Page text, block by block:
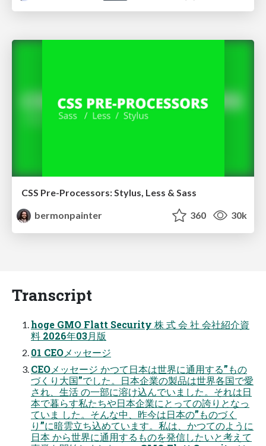
CSS Pre-Processors: Stylus, Less & Sass
bermonpainter
360 30k
Transcript
hoge GMO Flatt Security 株 式 会 社 会社紹介資
料 2026年03月版
01 CEOメッセージ
CEOメッセージ かつて日本は世界に通用する”もの
づくり大国”でした。日本企業の製品は世界各国で愛
され、生活 の一部に溶け込んでいました。それは日
本で暮らす私たちや日本企業にとっての誇りとなっ
ていま した。そんな中、昨今は日本の”ものづく
り”に暗雲立ち込めています。私は、かつてのように
日本 から世界に通用するものを発信したいと考えて